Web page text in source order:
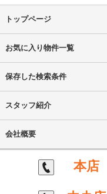
トップページ
お気に入り物件一覧
保存した検索条件
スタッフ紹介
会社概要
本店